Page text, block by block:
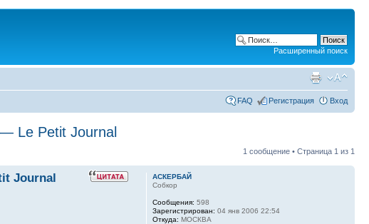
Расширенный поиск
FAQ Регистрация Вход
— Le Petit Journal
1 сообщение • Страница 1 из 1
Journal
АСКЕРБАЙ
Собкор
Сообщения: 598
Зарегистрирован: 04 янв 2006 22:54
Откуда: МОСКВА